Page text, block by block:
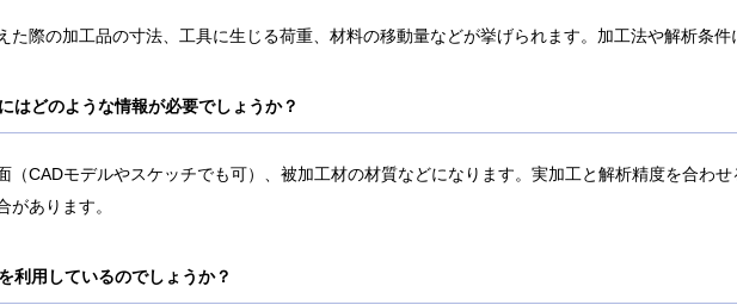
た際の加工品の寸法、工具に生じる荷重、材料の移動量などが挙げられます。加工法や解析条件
はどのような情報が必要でしょうか？
CADモデルやスケッチでも可）、被加工材の材質などになります。実加工と解析精度を合わ
があります。
利用しているのでしょうか？